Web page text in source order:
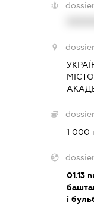
1 000
01.13
і